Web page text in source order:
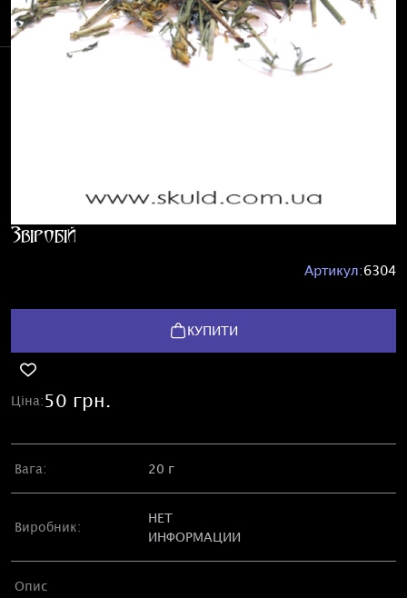
Звіробій
Артикул:6304
КУПИТИ
Ціна:50 грн.
Вага: 20 г
Виробник:
НЕТ
ИНФОРМАЦИИ
Опис